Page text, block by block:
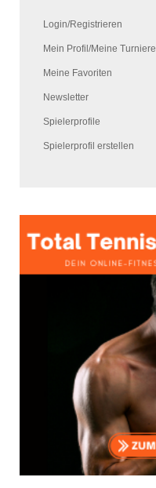
Login/Registrieren
Mein Profil/Meine Turniere
Meine Favoriten
Newsletter
Spielerprofile
Spielerprofil erstellen